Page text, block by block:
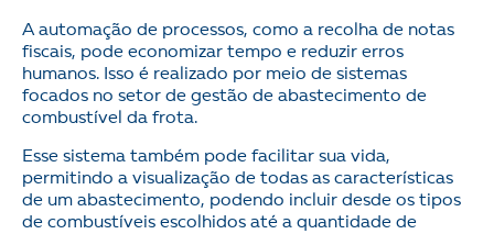
A automação de processos, como a recolha de notas
fiscais, pode economizar tempo e reduzir erros
humanos. Isso é realizado por meio de sistemas
focados no setor de gestão de abastecimento de
combustível da frota.
Esse sistema também pode facilitar sua vida,
permitindo a visualização de todas as características
de um abastecimento, podendo incluir desde os tipos
de combustíveis escolhidos até a quantidade de